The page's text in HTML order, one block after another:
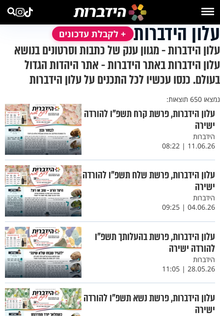
עלון הידברות + לקבלת עדכונים
עלון הידברות - מגוון ענק של כתבות וסרטונים בנושא
עלון הידברות באתר הידברות - אתר היהדות הגדול
בעולם. כנסו עכשיו לכל התכנים על עלון הידברות
נמצאו 650 תוצאות:
עלון הידברות, פרשת קרח תשפ"ו להורדה
ישירה
הידברות
11.06.26 | 08:22
עלון הידברות, פרשת שלח תשפ"ו להורדה
ישירה
הידברות
04.06.26 | 09:25
עלון הידברות, פרשת בהעלותך תשפ"ו
להורדה ישירה
הידברות
28.05.26 | 11:05
עלון הידברות, פרשת נשא תשפ"ו להורדה
ישירה